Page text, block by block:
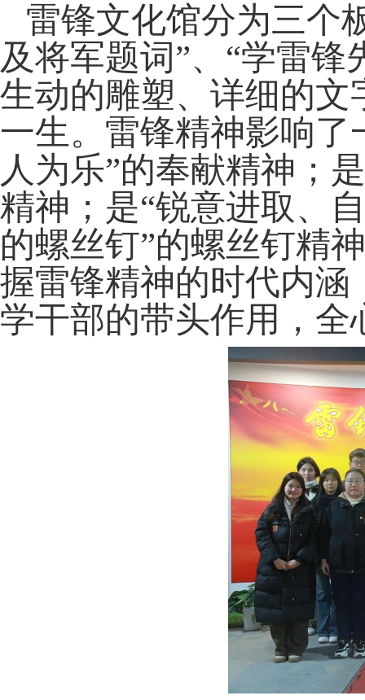
雷锋文化馆分为三个
及将军题词”、“学雷
生动的雕塑、详细的
一生。雷锋精神影响
人为乐”的奉献精神；
精神；是“锐意进取、
的螺丝钉”的螺丝钉精
握雷锋精神的时代内
学干部的带头作用，